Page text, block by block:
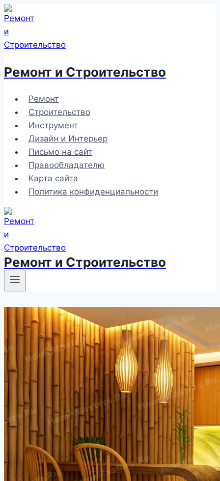
Перейти
к
содержимому
Ремонт и Строительство
Ремонт
Строительство
Инструмент
Дизайн и Интерьер
Письмо на сайт
Правообладателю
Карта сайта
Политика конфиденциальности
Ремонт и Строительство